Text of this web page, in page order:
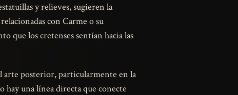
y relieves, sugieren la
con Carme o su
que los cretenses sentían hacia las
posterior, particularmente en la
hay una línea directa que conecte